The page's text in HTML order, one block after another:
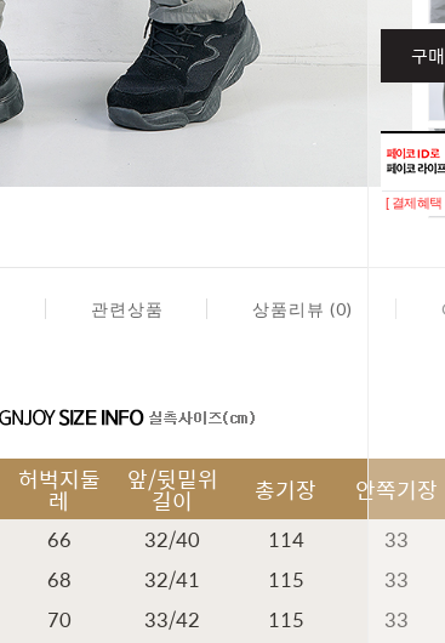
구
[ 결제혜
관련상품 상품리뷰 (0)
허벅지둘
레
앞/뒷밑위
길이 총기장 안쪽기장
66 32/40 114 33
68 32/41 115 33
70 33/42 115 33